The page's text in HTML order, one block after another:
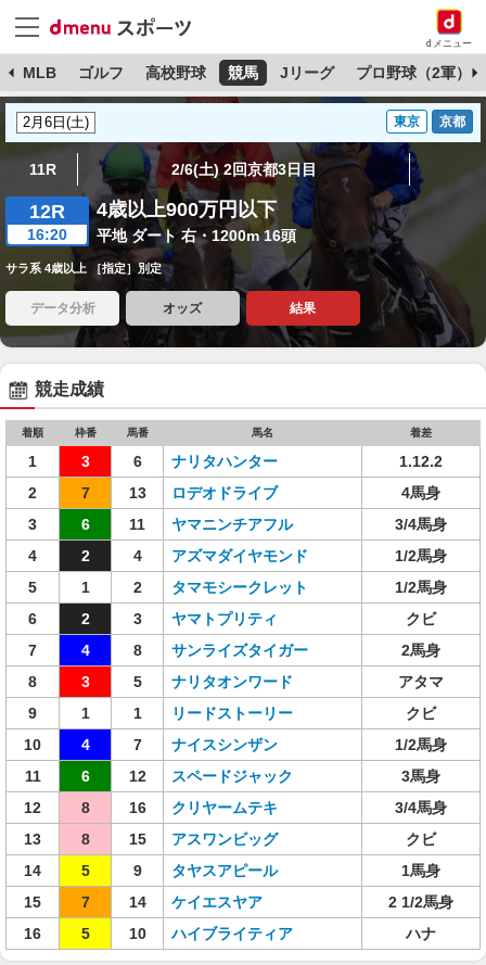
dメニュー
MLB ゴルフ 高校野球 競馬 Jリーグ プロ野球（2軍）
東京 京都
11R 2/6(土) 2回京都3日目
12R
16:20
4歳以上900万円以下
平地 ダート 右・1200m 16頭
サラ系 4歳以上 ［指定］別定
データ分析 オッズ 結果
競走成績
着順 枠番 馬番 馬名 着差
1 3 6 ナリタハンター
1.12.2
2
7 13 ロデオドライブ
4馬身
3
6 11 ヤマニンチアフル
3/4馬身
4
2 4 アズマダイヤモンド
1/2馬身
5
1 2 タマモシークレット
1/2馬身
6
2 3 ヤマトプリティ
クビ
7
4 8 サンライズタイガー
2馬身
8
3 5 ナリタオンワード
アタマ
9
1 1 リードストーリー
クビ
10
4 7 ナイスシンザン
1/2馬身
11
6 12 スペードジャック
3馬身
12
8 16 クリヤームテキ
3/4馬身
13
8 15 アスワンビッグ
クビ
14
5 9 タヤスアピール
1馬身
15
7 14 ケイエスヤア
2 1/2馬身
16
5 10 ハイブライティア ハナ